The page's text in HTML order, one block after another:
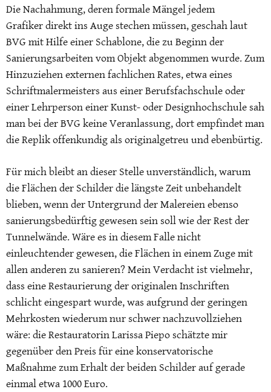
Die Nachahmung, deren formale Mängel jedem
Grafiker direkt ins Auge stechen müssen, geschah laut
BVG mit Hilfe einer Schablone, die zu Beginn der
Sanierungsarbeiten vom Objekt abgenommen wurde. Zum
Hinzuziehen externen fachlichen Rates, etwa eines
Schriftmalermeisters aus einer Berufsfachschule oder
einer Lehrperson einer Kunst- oder Designhochschule sah
man bei der BVG keine Veranlassung, dort empfindet man
die Replik offenkundig als originalgetreu und ebenbürtig.
Für mich bleibt an dieser Stelle unverständlich, warum
die Flächen der Schilder die längste Zeit unbehandelt
blieben, wenn der Untergrund der Malereien ebenso
sanierungsbedürftig gewesen sein soll wie der Rest der
Tunnelwände. Wäre es in diesem Falle nicht
einleuchtender gewesen, die Flächen in einem Zuge mit
allen anderen zu sanieren? Mein Verdacht ist vielmehr,
dass eine Restaurierung der originalen Inschriften
schlicht eingespart wurde, was aufgrund der geringen
Mehrkosten wiederum nur schwer nachzuvollziehen
wäre: die Restauratorin Larissa Piepo schätzte mir
gegenüber den Preis für eine konservatorische
Maßnahme zum Erhalt der beiden Schilder auf gerade
einmal etwa 1000 Euro.